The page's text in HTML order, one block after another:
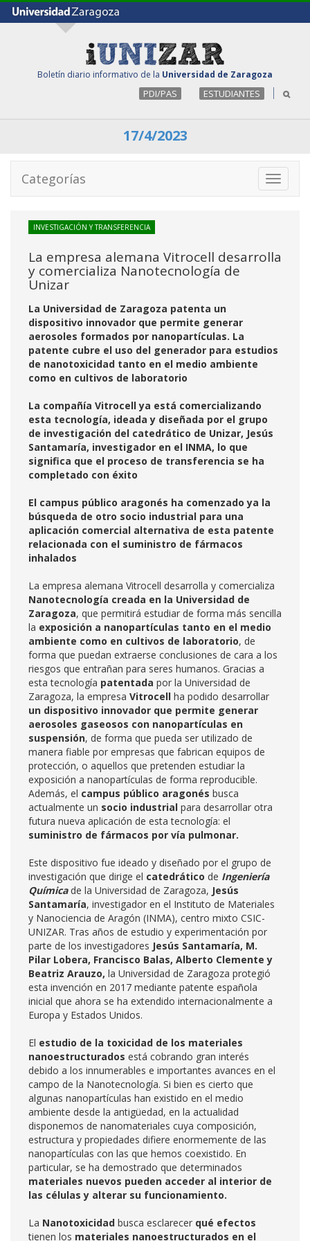
Boletín diario informativo de la Universidad de Zaragoza
PDI/PAS ESTUDIANTES
17/4/2023
Toggle
Categorías
INVESTIGACIÓN Y TRANSFERENCIA
La empresa alemana Vitrocell desarrolla
y comercializa Nanotecnología de
Unizar
La Universidad de Zaragoza patenta un
dispositivo innovador que permite generar
aerosoles formados por nanopartículas. La
patente cubre el uso del generador para estudios
de nanotoxicidad tanto en el medio ambiente
como en cultivos de laboratorio
La compañía Vitrocell ya está comercializando
esta tecnología, ideada y diseñada por el grupo
de investigación del catedrático de Unizar, Jesús
Santamaría, investigador en el INMA, lo que
significa que el proceso de transferencia se ha
completado con éxito
El campus público aragonés ha comenzado ya la
búsqueda de otro socio industrial para una
aplicación comercial alternativa de esta patente
relacionada con el suministro de fármacos
inhalados
La empresa alemana Vitrocell desarrolla y comercializa
Nanotecnología creada en la Universidad de
Zaragoza, que permitirá estudiar de forma más sencilla
la exposición a nanopartículas tanto en el medio
ambiente como en cultivos de laboratorio, de
forma que puedan extraerse conclusiones de cara a los
riesgos que entrañan para seres humanos. Gracias a
esta tecnología patentada por la Universidad de
Zaragoza, la empresa Vitrocell ha podido desarrollar
un dispositivo innovador que permite generar
aerosoles gaseosos con nanopartículas en
suspensión, de forma que pueda ser utilizado de
manera fiable por empresas que fabrican equipos de
protección, o aquellos que pretenden estudiar la
exposición a nanopartículas de forma reproducible.
Además, el campus público aragonés busca
actualmente un socio industrial para desarrollar otra
futura nueva aplicación de esta tecnología: el
suministro de fármacos por vía pulmonar.
Este dispositivo fue ideado y diseñado por el grupo de
investigación que dirige el catedrático de Ingeniería
Químicade la Universidad de Zaragoza, Jesús
Santamaría, investigador en el Instituto de Materiales
y Nanociencia de Aragón (INMA), centro mixto CSIC-
UNIZAR. Tras años de estudio y experimentación por
parte de los investigadores Jesús Santamaría, M.
Pilar Lobera, Francisco Balas, Alberto Clemente y
Beatriz Arauzo, la Universidad de Zaragoza protegió
esta invención en 2017 mediante patente española
inicial que ahora se ha extendido internacionalmente a
Europa y Estados Unidos.
El estudio de la toxicidad de los materiales
nanoestructurados está cobrando gran interés
debido a los innumerables e importantes avances en el
campo de la Nanotecnología. Si bien es cierto que
algunas nanopartículas han existido en el medio
ambiente desde la antigüedad, en la actualidad
disponemos de nanomateriales cuya composición,
estructura y propiedades difiere enormemente de las
nanopartículas con las que hemos coexistido. En
particular, se ha demostrado que determinados
materiales nuevos pueden acceder al interior de
las células y alterar su funcionamiento.
La Nanotoxicidad busca esclarecer qué efectos
tienen los materiales nanoestructurados en el